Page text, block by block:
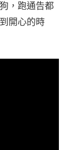
，跑通告都
開心的時